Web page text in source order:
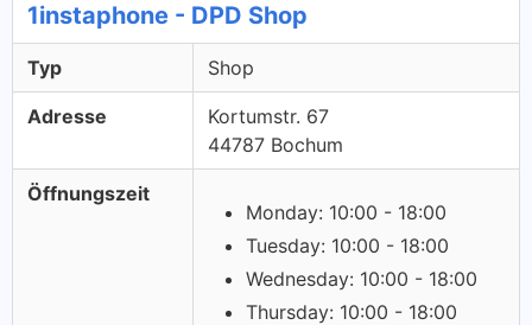
1instaphone - DPD Shop
Typ Shop
Adresse
Kortumstr. 67
44787 Bochum
Öffnungszeit
Monday: 10:00 - 18:00
Tuesday: 10:00 - 18:00
Wednesday: 10:00 - 18:00
Thursday: 10:00 - 18:00